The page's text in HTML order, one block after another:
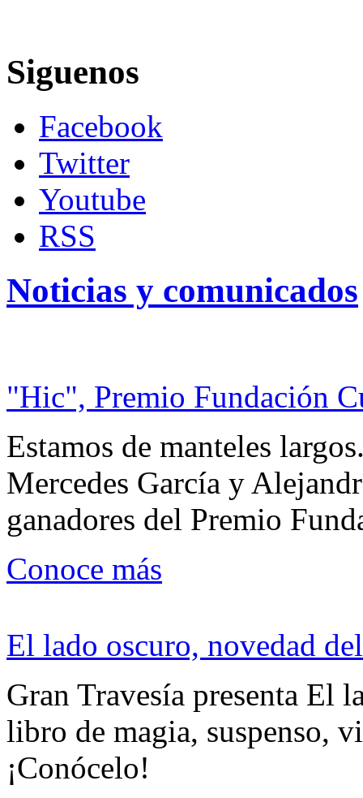
Siguenos
Facebook
Twitter
Youtube
RSS
Noticias y comunicados
"Hic", Premio Fundación
Estamos de manteles
Mercedes García y
ganadores del Premio
Conoce más
El lado oscuro, novedad
Gran Travesía presenta El
libro de magia, suspenso,
¡Conócelo!